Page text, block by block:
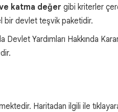
katma değer gibi kriterler
bir devlet teşvik paketidir.
Yardımları Hakkında
Haritadan ilgili ile